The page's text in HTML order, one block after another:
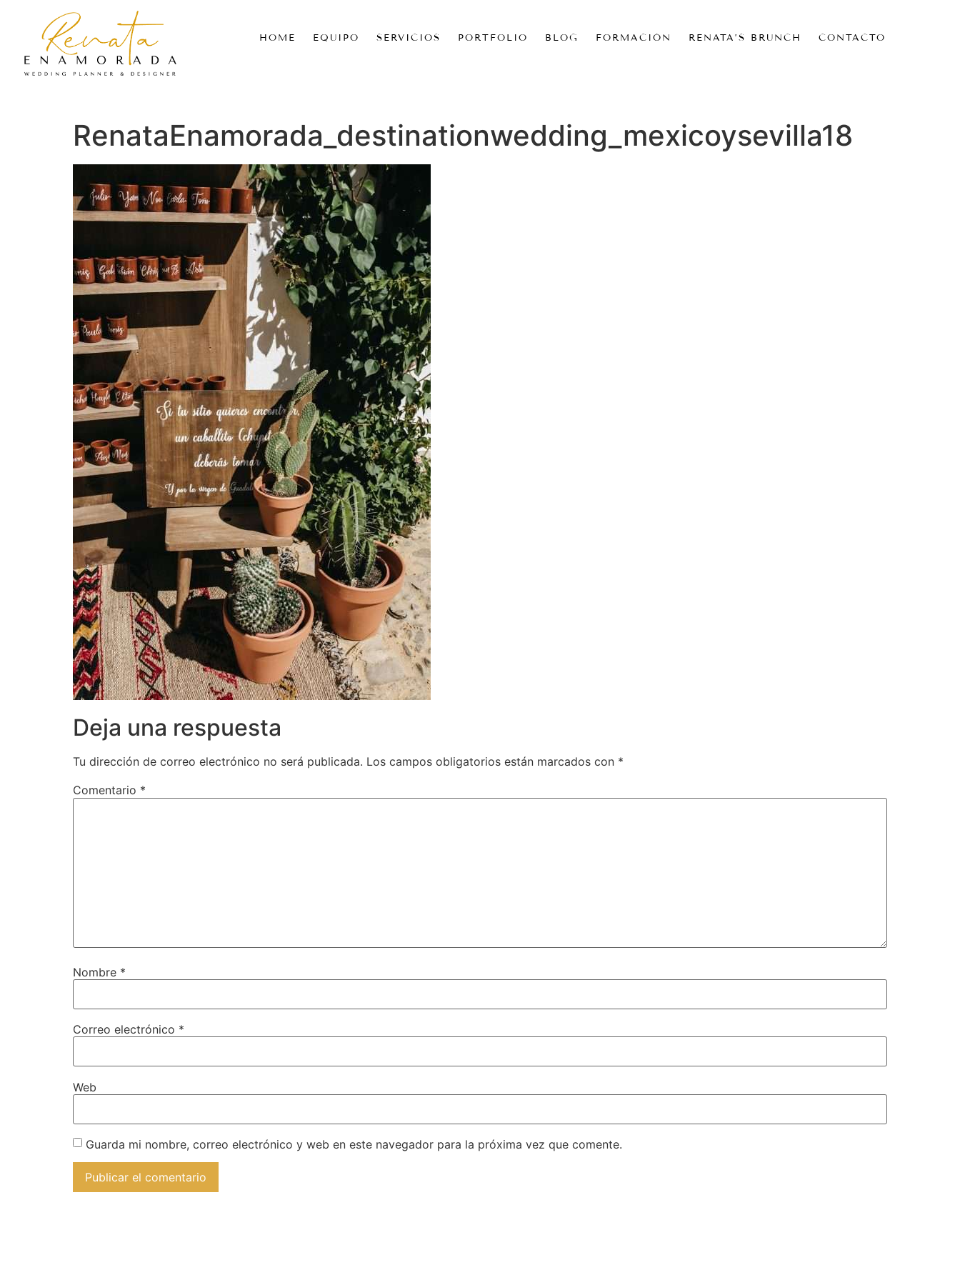
HOME EQUIPO SERVICIOS PORTFOLIO BLOG FORMACIÓN RENATA’S BRUNCH CONTACTO
RenataEnamorada_destinationwedding_mexicoysevilla18
Deja una respuesta
Tu dirección de correo electrónico no será publicada. Los campos obligatorios están marcados con *
Comentario *
Nombre *
Correo electrónico *
Web
Guarda mi nombre, correo electrónico y web en este navegador para la próxima vez que comente.